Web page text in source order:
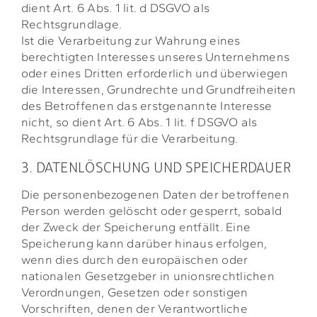
dient Art. 6 Abs. 1 lit. d DSGVO als
Rechtsgrundlage.
Ist die Verarbeitung zur Wahrung eines
berechtigten Interesses unseres Unternehmens
oder eines Dritten erforderlich und überwiegen
die Interessen, Grundrechte und Grundfreiheiten
des Betroffenen das erstgenannte Interesse
nicht, so dient Art. 6 Abs. 1 lit. f DSGVO als
Rechtsgrundlage für die Verarbeitung.
3. DATENLÖSCHUNG UND SPEICHERDAUER
Die personenbezogenen Daten der betroffenen
Person werden gelöscht oder gesperrt, sobald
der Zweck der Speicherung entfällt. Eine
Speicherung kann darüber hinaus erfolgen,
wenn dies durch den europäischen oder
nationalen Gesetzgeber in unionsrechtlichen
Verordnungen, Gesetzen oder sonstigen
Vorschriften, denen der Verantwortliche